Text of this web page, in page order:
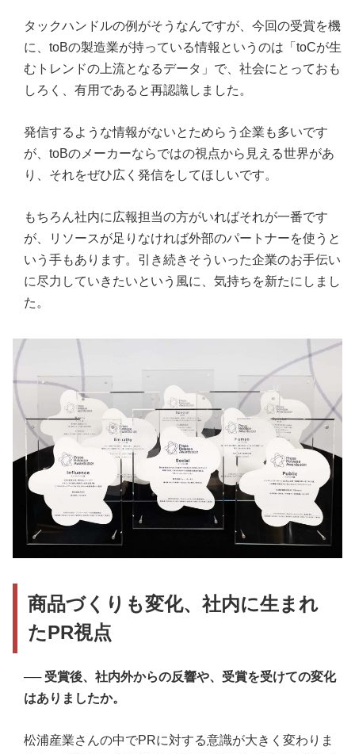
タックハンドルの例がそうなんですが、今回の受賞を機
に、toBの製造業が持っている情報というのは「toCが生
むトレンドの上流となるデータ」で、社会にとっておも
しろく、有用であると再認識しました。
発信するような情報がないとためらう企業も多いです
が、toBのメーカーならではの視点から見える世界があ
り、それをぜひ広く発信をしてほしいです。
もちろん社内に広報担当の方がいればそれが一番です
が、リソースが足りなければ外部のパートナーを使うと
いう手もあります。引き続きそういった企業のお手伝い
に尽力していきたいという風に、気持ちを新たにしまし
た。
商品づくりも変化、社内に生まれ
たPR視点
── 受賞後、社内外からの反響や、受賞を受けての変化
はありましたか。
松浦産業さんの中でPRに対する意識が大きく変わりま